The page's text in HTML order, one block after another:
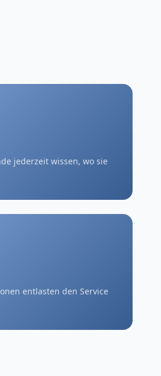
jederzeit wissen, wo sie
entlasten den Service